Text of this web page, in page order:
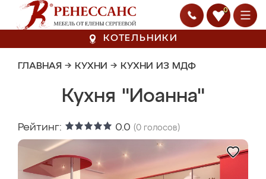
0
КОТЕЛЬНИКИ
ГЛАВНАЯ → КУХНИ → КУХНИ ИЗ МДФ
Кухня "Иоанна"
Рейтинг: 0.0 (0 голосов)